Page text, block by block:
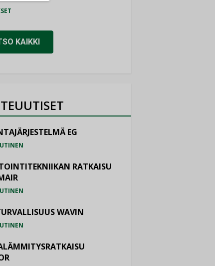
KAIKKI
EG
RATKAISU
WAVIN